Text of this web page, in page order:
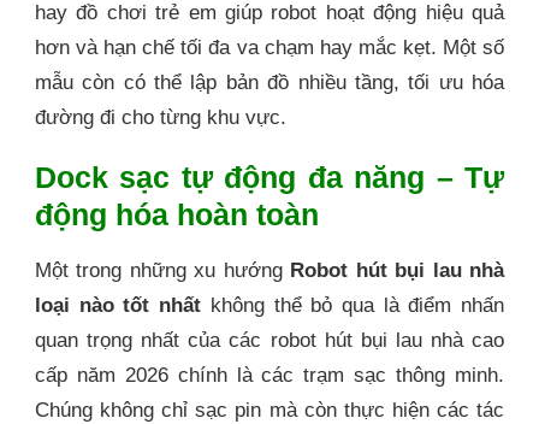
hay đồ chơi trẻ em giúp robot hoạt động hiệu quả
hơn và hạn chế tối đa va chạm hay mắc kẹt. Một số
mẫu còn có thể lập bản đồ nhiều tầng, tối ưu hóa
đường đi cho từng khu vực.
Dock sạc tự động đa năng – Tự
động hóa hoàn toàn
Một trong những xu hướng Robot hút bụi lau nhà
loại nào tốt nhất không thể bỏ qua là điểm nhấn
quan trọng nhất của các robot hút bụi lau nhà cao
cấp năm 2026 chính là các trạm sạc thông minh.
Chúng không chỉ sạc pin mà còn thực hiện các tác